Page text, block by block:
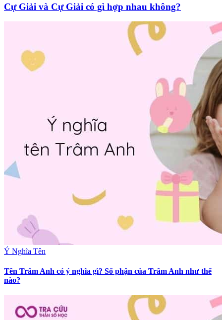
Cự Giải và Cự Giải có gì hợp nhau không?
Ý Nghĩa Tên
Tên Trâm Anh có ý nghĩa gì? Số phận của Trâm Anh như thế
nào?